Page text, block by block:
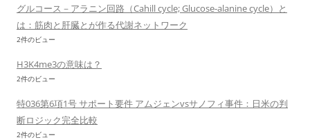
グルコース－アラニン回路（Cahill cycle; Glucose-alanine cycle）と
は：筋肉と肝臓とが作る代謝ネットワーク
2件のビュー
H3K4me3の意味は？
2件のビュー
特036第6項1号 サポート要件 アムジェンvsサノフィ事件：日米の判
断ロジック完全比較
2件のビュー